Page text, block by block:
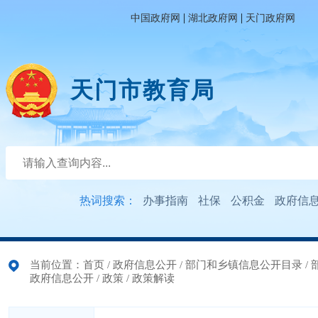
中国政府网 | 湖北政府网 | 天门政府网
天门市教育局
热词搜索： 办事指南 社保 公积金 政府信
当前位置： 首页 / 政府信息公开 / 部门和乡镇信息公开目录 /
政府信息公开 / 政策 / 政策解读